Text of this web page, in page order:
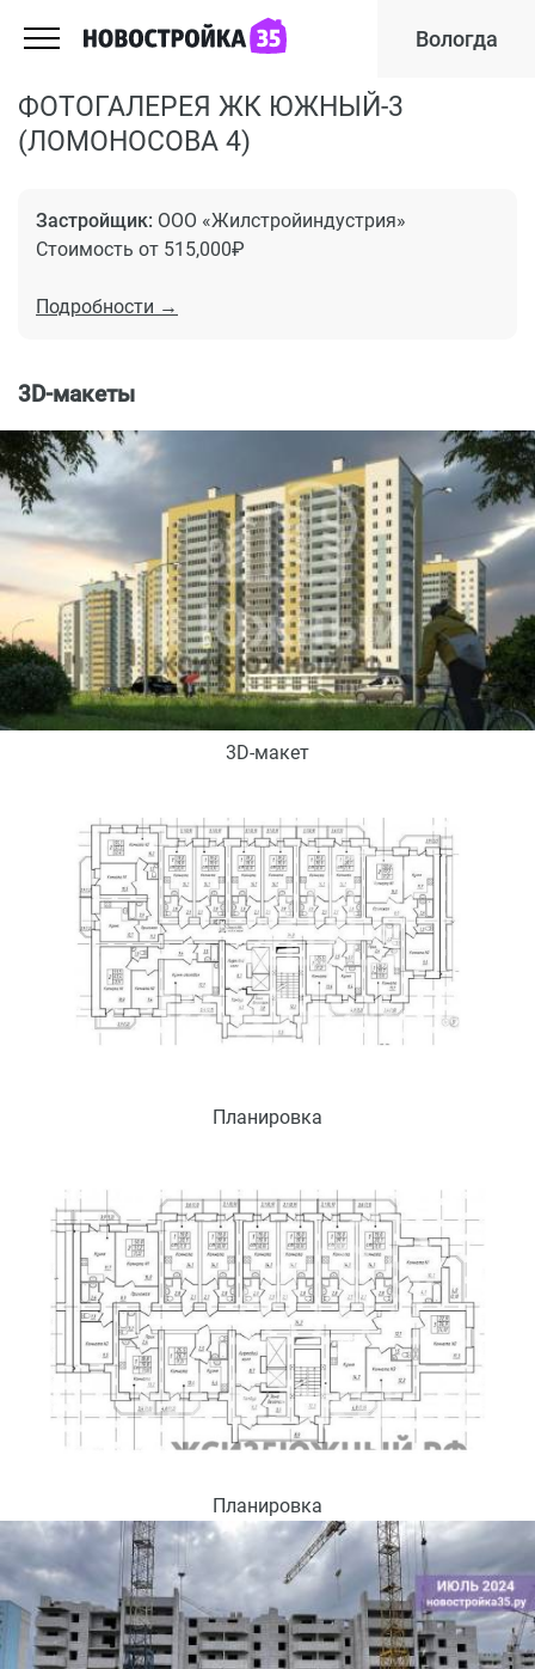
Вологда
ФОТОГАЛЕРЕЯ ЖК ЮЖНЫЙ-3
(ЛОМОНОСОВА 4)
Застройщик: ООО «Жилстройиндустрия»
Стоимость от 515,000₽
Подробности →
3D-макеты
3D-макет
Планировка
Планировка